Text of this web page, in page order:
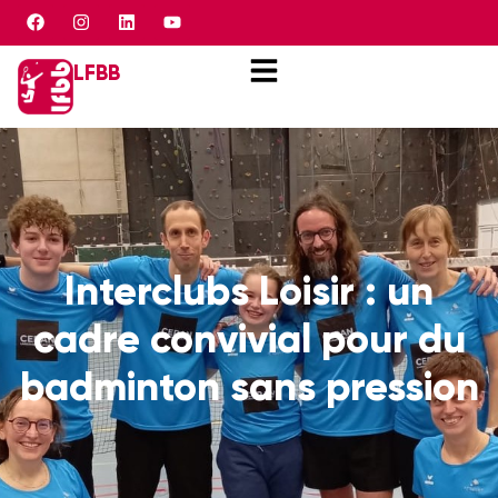
Panneau de gestion des cookies
LFBB
Interclubs Loisir : un
cadre convivial pour du
badminton sans pression